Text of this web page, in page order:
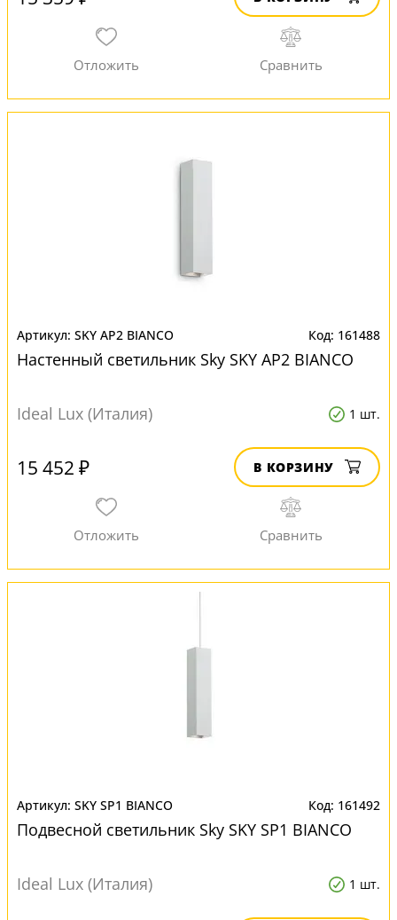
SKY AP2 BIANCO 161488
Настенный светильник Sky SKY AP2 BIANCO
Ideal Lux (Италия) 1 шт.
15 452 ₽ В КОРЗИНУ
SKY SP1 BIANCO 161492
Подвесной светильник Sky SKY SP1 BIANCO
Ideal Lux (Италия) 1 шт.